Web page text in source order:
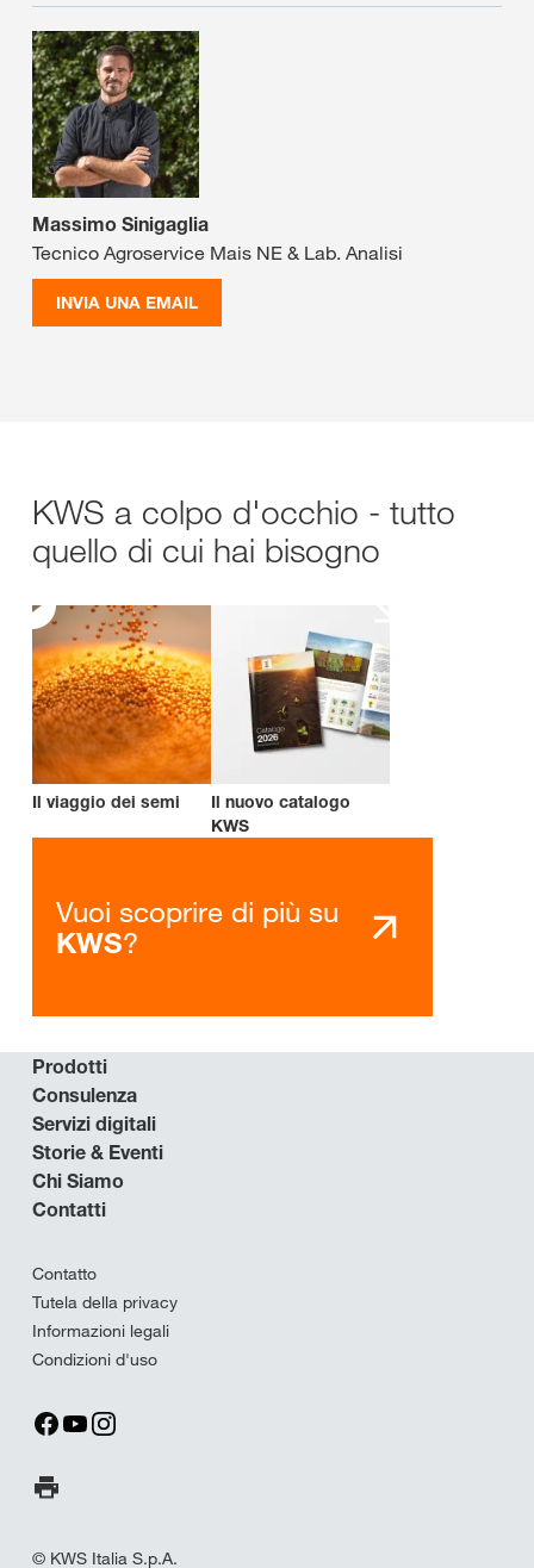
Massimo Sinigaglia
Tecnico Agroservice Mais NE & Lab. Analisi
INVIA UNA EMAIL
KWS a colpo d'occhio - tutto
quello di cui hai bisogno
Il viaggio dei semi
Il nuovo catalogo
KWS
Vuoi scoprire di più su
KWS?
Prodotti
Consulenza
Servizi digitali
Storie & Eventi
Chi Siamo
Contatti
Contatto
Tutela della privacy
Informazioni legali
Condizioni d'uso
Stampa pagina
© KWS Italia S.p.A.